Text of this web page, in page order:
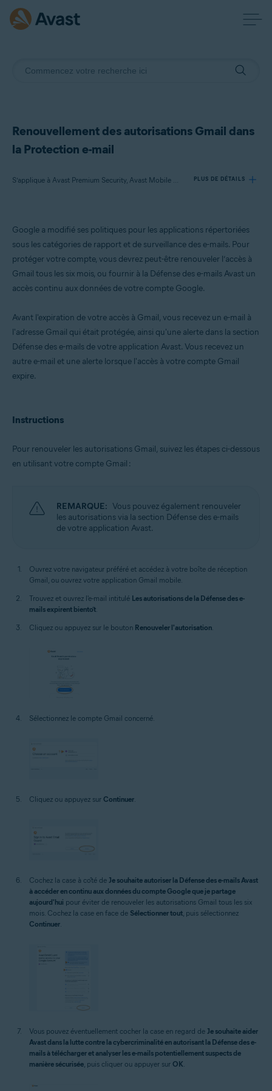
Renouvellement des autorisations Gmail dans
la Protection e-mail
S’applique à Avast Premium Security, Avast Mobile Security Premium, Avast One PLUS DE DÉTAILS
Produits:
Avast Premium Security
Avast One
Systèmes d'exploitation:
Google a modifié ses politiques pour les applications répertoriées
sous les catégories de rapport et de surveillance des e-mails. Pour
protéger votre compte, vous devrez peut-être renouveler l’accès à
Gmail tous les six mois, ou fournir à la Défense des e-mails Avast un
accès continu aux données de votre compte Google.
Avant l'expiration de votre accès à Gmail, vous recevez un e-mail à
l'adresse Gmail qui était protégée, ainsi qu'une alerte dans la section
Défense des e-mails de votre application Avast. Vous recevez un
autre e-mail et une alerte lorsque l'accès à votre compte Gmail
expire.
Instructions
Pour renouveler les autorisations Gmail, suivez les étapes ci-dessous
en utilisant votre compte Gmail :
REMARQUE: Vous pouvez également renouveler
les autorisations via la section Défense des e-mails
de votre application Avast.
Ouvrez votre navigateur préféré et accédez à votre boîte de réception
Gmail, ou ouvrez votre application Gmail mobile.
Trouvez et ouvrez l'e-mail intitulé Les autorisations de la Défense des e-
mails expirent bientôt.
Cliquez ou appuyez sur le bouton Renouveler l'autorisation.
Sélectionnez le compte Gmail concerné.
Cliquez ou appuyez sur Continuer
Cochez la case à côté de Je souhaite autoriser la Défense des e-mails Avast
à accéder en continu aux données du compte Google que je partage
aujourd'hui pour éviter de renouveler les autorisations Gmail tous les six
mois. Cochez la case en face de Sélectionner tout, puis sélectionnez
Continuer.
Vous pouvez éventuellement cocher la case en regard de Je souhaite aider
Avast dans la lutte contre la cybercriminalité en autorisant la Défense des e-
mails à télécharger et analyser les e-mails potentiellement suspects de
manière sécurisée , puis cliquer ou appuyer sur OK